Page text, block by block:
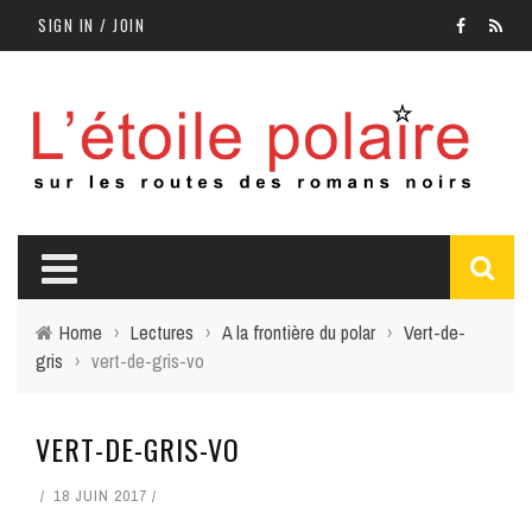
SIGN IN / JOIN
Home › Lectures › A la frontière du polar › Vert-de-
gris › vert-de-gris-vo
VERT-DE-GRIS-VO
18 JUIN 2017